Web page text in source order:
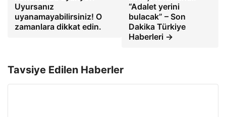
Uyursanız
uyanamayabilirsiniz! O
zamanlara dikkat edin.
“Adalet yerini
bulacak” – Son
Dakika Türkiye
Haberleri →
Tavsiye Edilen Haberler